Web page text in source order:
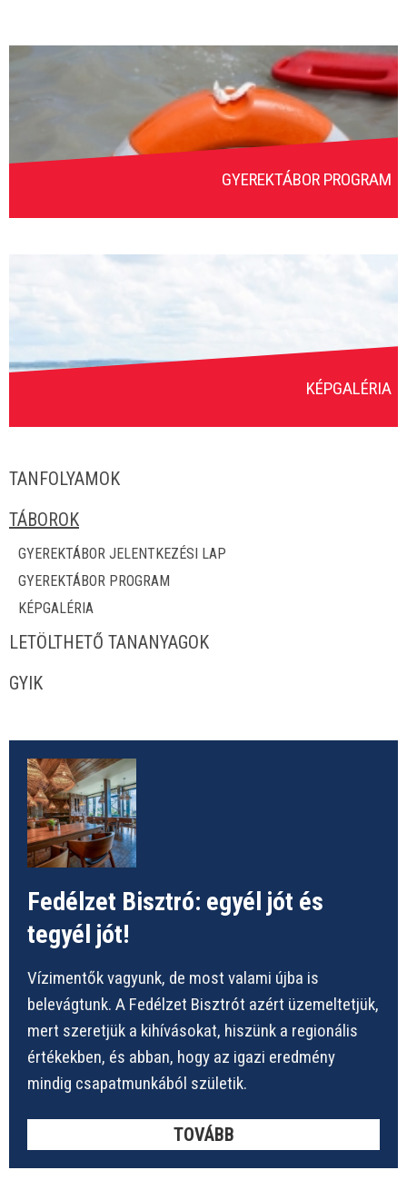
TANFOLYAMOK
TÁBOROK
GYEREKTÁBOR JELENTKEZÉSI LAP
GYEREKTÁBOR PROGRAM
KÉPGALÉRIA
LETÖLTHETŐ TANANYAGOK
GYIK
GYEREKTÁBOR PROGRAM
KÉPGALÉRIA
Fedélzet Bisztró: egyél jót és
tegyél jót!
Vízimentők vagyunk, de most valami újba is
belevágtunk. A Fedélzet Bisztrót azért üzemeltetjük,
mert szeretjük a kihívásokat, hiszünk a regionális
értékekben, és abban, hogy az igazi eredmény
mindig csapatmunkából születik.
TOVÁBB